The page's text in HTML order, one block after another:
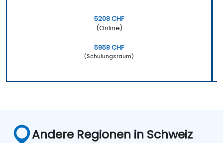
5208 CHF
(Online)
5958 CHF
(Schulungsraum)
Andere Regionen in Schweiz